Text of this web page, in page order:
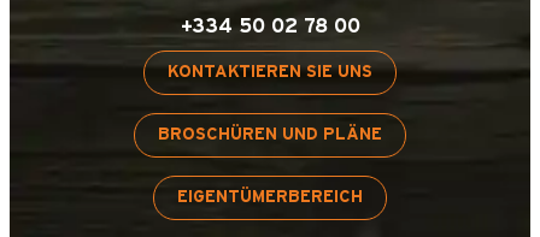
+334 50 02 78 00
KONTAKTIEREN SIE UNS
BROSCHÜREN UND PLÄNE
EIGENTÜMERBEREICH